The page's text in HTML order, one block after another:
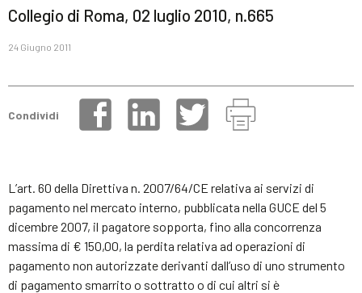
Collegio di Roma, 02 luglio 2010, n.665
24 Giugno 2011
Condividi
L’art. 60 della Direttiva n. 2007/64/CE relativa ai servizi di
pagamento nel mercato interno, pubblicata nella GUCE del 5
dicembre 2007, il pagatore sopporta, fino alla concorrenza
massima di € 150,00, la perdita relativa ad operazioni di
pagamento non autorizzate derivanti dall’uso di uno strumento
di pagamento smarrito o sottratto o di cui altri si è